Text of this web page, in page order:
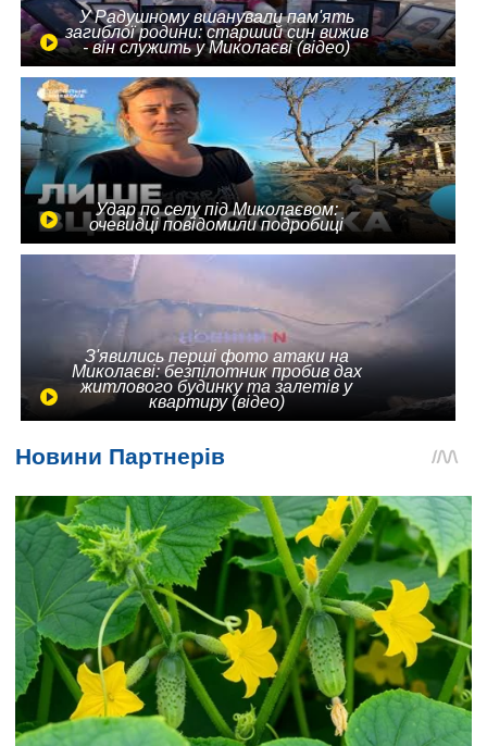
У Радушному вшанували пам'ять
загиблої родини: старший син вижив
- він служить у Миколаєві (відео)
Удар по селу під Миколаєвом:
очевидці повідомили подробиці
З'явились перші фото атаки на
Миколаєві: безпілотник пробив дах
житлового будинку та залетів у
квартиру (відео)